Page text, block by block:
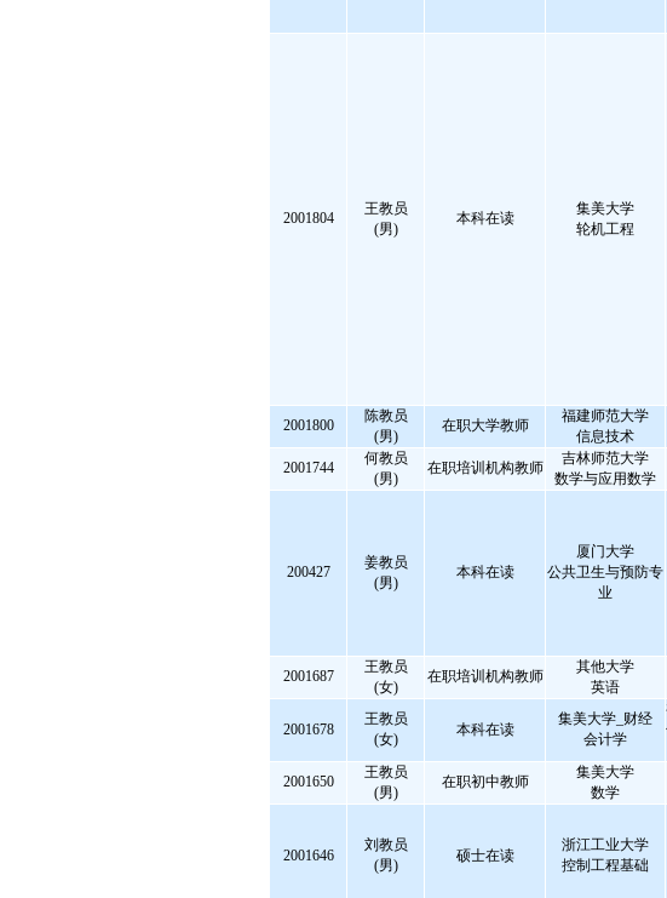
2001804
王教员
(男)
本科在读
集美大学
轮机工程
2001800
陈教员
(男)
在职大学教师
福建师范大学
信息技术
2001744
何教员
(男)
在职培训机构教师
吉林师范大学
数学与应用数学
200427
姜教员
(男)
本科在读
厦门大学
公共卫生与预防专
业
2001687
王教员
(女)
在职培训机构教师
其他大学
英语
2001678
王教员
(女)
本科在读
集美大学_财经
会计学
2001650
王教员
(男)
在职初中教师
集美大学
数学
2001646
刘教员
(男)
硕士在读
浙江工业大学
控制工程基础